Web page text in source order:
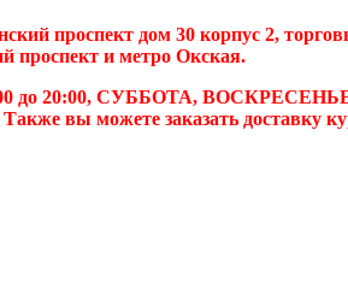
проспект дом 30 корпус 2,
проспект и метро Окская.
до 20:00, СУББОТА,
вы можете заказать доставку